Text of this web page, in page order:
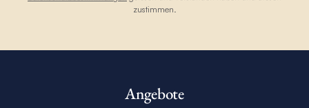
zustimmen.
Angebote